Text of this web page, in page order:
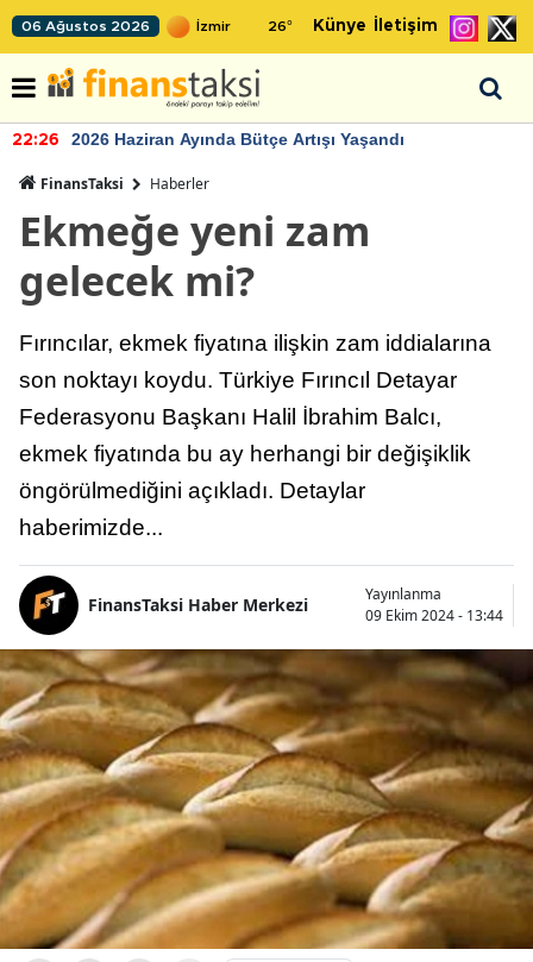
06 Ağustos 2026 26° Künye İletişim
22:26 2026 Haziran Ayında Bütçe Artışı Yaşandı
FinansTaksi Haberler
Ekmeğe yeni zam
gelecek mi?
Fırıncılar, ekmek fiyatına ilişkin zam iddialarına
son noktayı koydu. Türkiye Fırıncıl Detayar
Federasyonu Başkanı Halil İbrahim Balcı,
ekmek fiyatında bu ay herhangi bir değişiklik
öngörülmediğini açıkladı. Detaylar
haberimizde...
FinansTaksi Haber Merkezi
Yayınlanma
09 Ekim 2024 - 13:44